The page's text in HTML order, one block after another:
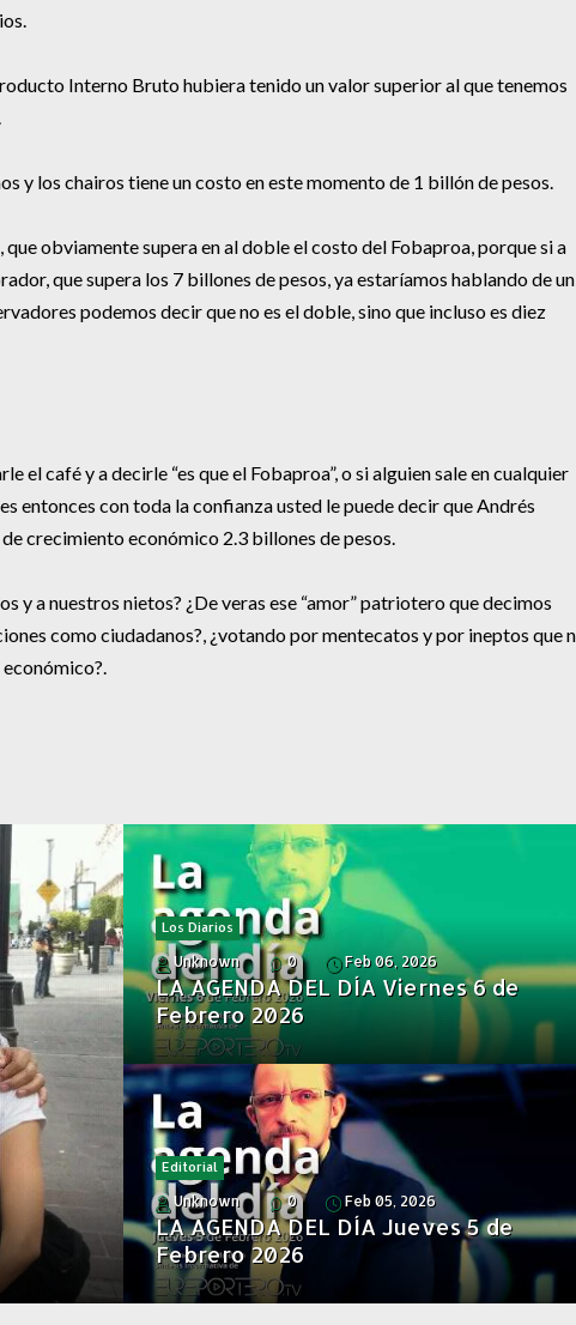
Interno Bruto hubiera tenido un valor superior al que tenemos
y los chairos tiene un costo en este momento de 1 billón de pesos.
obviamente supera en al doble el costo del Fobaproa, porque si a
que supera los 7 billones de pesos, ya estaríamos hablando de un
podemos decir que no es el doble, sino que incluso es diez
el café y a decirle “es que el Fobaproa”, o si alguien sale en cualquier
entonces con toda la confianza usted le puede decir que Andrés
crecimiento económico 2.3 billones de pesos.
y a nuestros nietos? ¿De veras ese “amor” patriotero que decimos
como ciudadanos?, ¿votando por mentecatos y por ineptos que
Los Diarios
Unknown 0 Feb 06, 2026
LA AGENDA DEL DÍA Viernes 6 de
Febrero 2026
Editorial
Unknown 0 Feb 05, 2026
LA AGENDA DEL DÍA Jueves 5 de
Febrero 2026